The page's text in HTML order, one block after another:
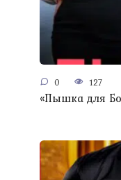
0 127
«Пышка для